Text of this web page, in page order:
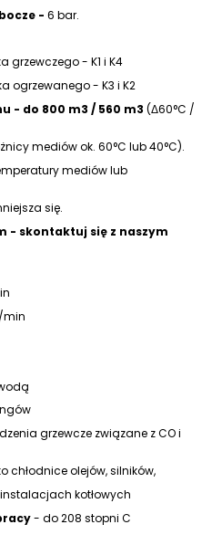
- 6 bar.
grzewczego - K1 i K4
ogrzewanego - K3 i K2
- do 800 m3 / 560 m3 (Δ60°C /
mediów ok. 60°C lub 40°C).
mediów lub
się.
- skontaktuj się z naszym
min
grzewcze związane z CO i
chłodnice olejów, silników,
kotłowych
- do 208 stopni C